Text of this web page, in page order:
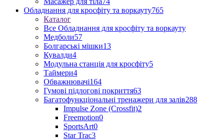
Обладнання для кросфіту та воркауту765
Каталог
Все Обладнання для кросфіту та воркауту
Медболи57
Болгарські мішки13
Кувалди4
Модульна станція для кросфіту5
Таймери4
Обважнювачі164
Гумові підлогові покриття63
Багатофункціональні тренажери для залів288
Impulse Zone (Crossfit)2
Freemotion0
SportsArt0
Star Trac3